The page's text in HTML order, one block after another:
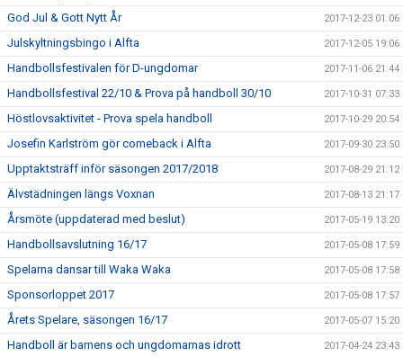
God Jul & Gott Nytt År 2017-12-23 01:06
Julskyltningsbingo i Alfta 2017-12-05 19:06
Handbollsfestivalen för D-ungdomar 2017-11-06 21:44
Handbollsfestival 22/10 & Prova på handboll 30/10 2017-10-31 07:33
Höstlovsaktivitet - Prova spela handboll 2017-10-29 20:54
Josefin Karlström gör comeback i Alfta 2017-09-30 23:50
Upptaktsträff inför säsongen 2017/2018 2017-08-29 21:12
Älvstädningen längs Voxnan 2017-08-13 21:17
Årsmöte (uppdaterad med beslut) 2017-05-19 13:20
Handbollsavslutning 16/17 2017-05-08 17:59
Spelarna dansar till Waka Waka 2017-05-08 17:58
Sponsorloppet 2017 2017-05-08 17:57
Årets Spelare, säsongen 16/17 2017-05-07 15:20
Handboll är barnens och ungdomarnas idrott 2017-04-24 23:43